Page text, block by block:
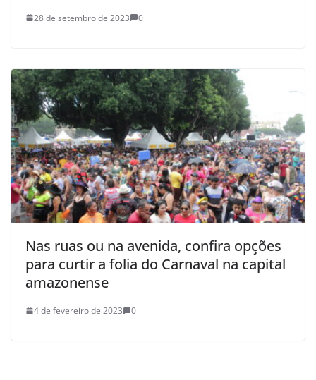
28 de setembro de 2023 0
Nas ruas ou na avenida, confira opções
para curtir a folia do Carnaval na capital
amazonense
4 de fevereiro de 2023 0